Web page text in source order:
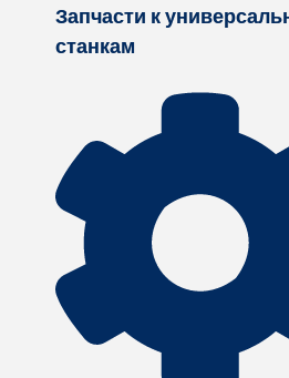
Запчасти к
станкам